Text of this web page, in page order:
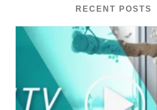
RECENT POSTS